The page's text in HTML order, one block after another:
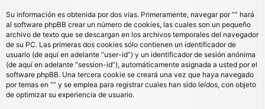
Su información es obtenida por dos vías. Primeramente, navegar por “” hará
al software phpBB crear un número de cookies, las cuales son un pequeño
archivo de texto que se descargan en los archivos temporales del navegador
de su PC. Las primeras dos cookies sólo contienen un identificador de
usuario (de aquí en adelante “user-id”) y un identificador de sesión anónima
(de aquí en adelante “session-id”), automáticamente asignada a usted por el
software phpBB. Una tercera cookie se creará una vez que haya navegado
por temas en “” y se emplea para registrar cuales han sido leídos, con objeto
de optimizar su experiencia de usuario.